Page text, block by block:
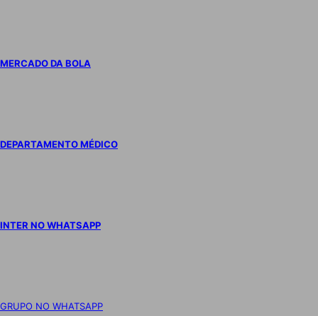
MERCADO DA BOLA
DEPARTAMENTO MÉDICO
INTER NO WHATSAPP
GRUPO NO WHATSAPP